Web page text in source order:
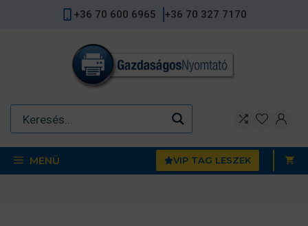
+36 70 600 6965 +36 70 327 7170
MENÜ VIP TAG LESZEK